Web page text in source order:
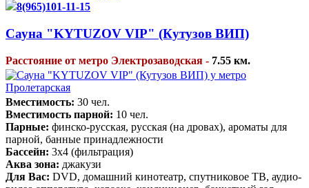
8(965)101-11-15
Сауна "KYTUZOV VIP" (Кутузов ВИП)
Расстояние от метро Электрозаводская - 7.55 км.
Вместимость: 30 чел.
Вместимость парной: 10 чел.
Парные: финско-русская, русская (на дровах), ароматы для
парной, банные принадлежности
Бассейн: 3х4 (фильтрация)
Аква зона: джакузи
Для Вас: DVD, домашний кинотеатр, спутниковое ТВ, аудио-